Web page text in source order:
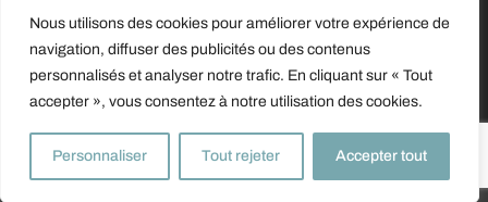
Nous utilisons des cookies pour améliorer votre expérience de
navigation, diffuser des publicités ou des contenus
personnalisés et analyser notre trafic. En cliquant sur « Tout
accepter », vous consentez à notre utilisation des cookies.
Personnaliser Tout rejeter Accepter tout
Courriel :support@allnailandbeauty.com
© 2025 Tous droits réservés à All Nail & Beauty